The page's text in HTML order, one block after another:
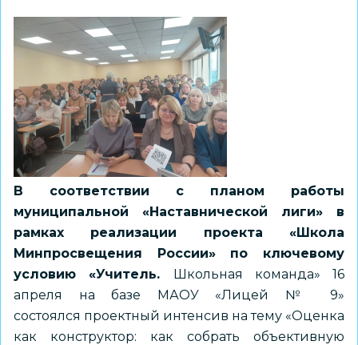
В соответствии с планом работы
муниципальной «Наставнической лиги» в
рамках реализации проекта «Школа
Минпросвещения России» по ключевому
условию «Учитель. Школьная команда» 16
апреля на базе МАОУ «Лицей № 9»
состоялся проектный интенсив на тему «Оценка
как конструктор: как собрать объективную